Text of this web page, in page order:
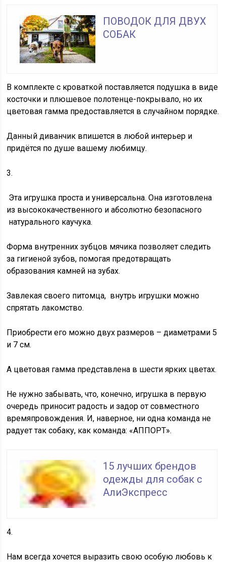
ПОВОДОК ДЛЯ ДВУХ
СОБАК
В комплекте с кроваткой поставляется подушка в виде
косточки и плюшевое полотенце-покрывало, но их
цветовая гамма предоставляется в случайном порядке.
Данный диванчик впишется в любой интерьер и
придётся по душе вашему любимцу.
3.
Эта игрушка проста и универсальна. Она изготовлена
из высококачественного и абсолютно безопасного
натурального каучука.
Форма внутренних зубцов мячика позволяет следить
за гигиеной зубов, помогая предотвращать
образования камней на зубах.
Завлекая своего питомца, внутрь игрушки можно
спрятать лакомство.
Приобрести его можно двух размеров – диаметрами 5
и 7 см.
А цветовая гамма представлена в шести ярких цветах.
Не нужно забывать, что, конечно, игрушка в первую
очередь приносит радость и задор от совместного
времяпровождения. И, наверное, ни одна команда не
радует так собаку, как команда: «АППОРТ».
15 лучших брендов
одежды для собак с
АлиЭкспресс
4.
Нам всегда хочется выразить свою особую любовь к